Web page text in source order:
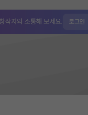
창작자와 소통해 보세요. 로그인